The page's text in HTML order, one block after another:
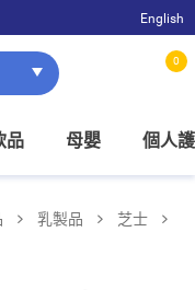
。
English
0
品 母嬰 個人
乳製品
芝士